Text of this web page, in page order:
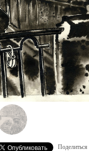
Поделиться